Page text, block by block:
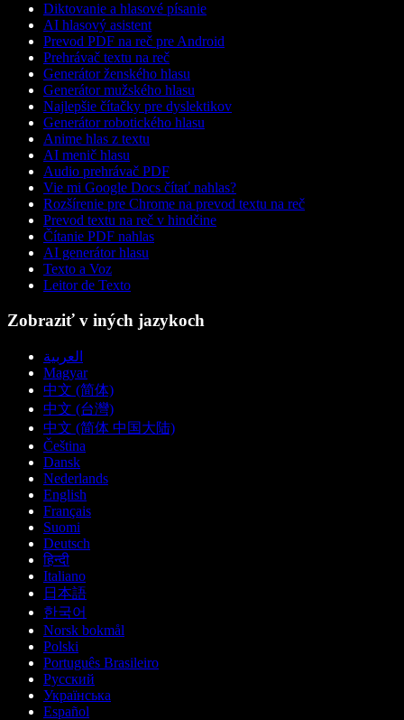
Diktovanie a hlasové písanie
AI hlasový asistent
Prevod PDF na reč pre Android
Prehrávač textu na reč
Generátor ženského hlasu
Generátor mužského hlasu
Najlepšie čítačky pre dyslektikov
Generátor robotického hlasu
Anime hlas z textu
AI menič hlasu
Audio prehrávač PDF
Vie mi Google Docs čítať nahlas?
Rozšírenie pre Chrome na prevod textu na reč
Prevod textu na reč v hindčine
Čítanie PDF nahlas
AI generátor hlasu
Texto a Voz
Leitor de Texto
Zobraziť v iných jazykoch
العربية
Magyar
中文 (简体)
中文 (台灣)
中文 (简体 中国大陆)
Čeština
Dansk
Nederlands
English
Français
Suomi
Deutsch
हिन्दी
Italiano
日本語
한국어
Norsk bokmål
Polski
Português Brasileiro
Русский
Українська
Español